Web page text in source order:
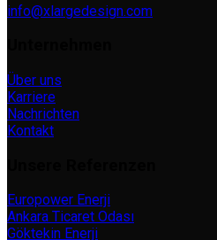
info@xlargedesign.com
Über uns
Karriere
Nachrichten
Kontakt
Europower Enerji
Ankara Ticaret Odası
Göktekin Enerji